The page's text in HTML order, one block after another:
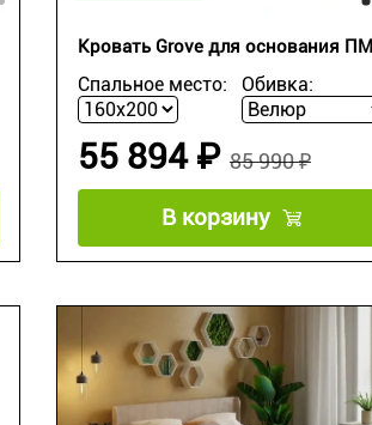
Кровать Grove для основания ПМ
Спальное место: Обивка:
85 990 ₽
55 894 ₽
В корзину